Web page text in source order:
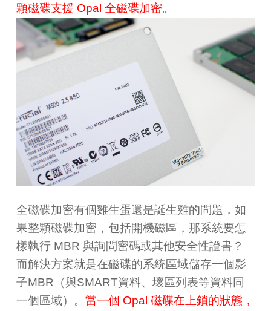
顆磁碟支援 Opal 全磁碟加密。
全磁碟加密有個雞生蛋還是誕生雞的問題，如
果整顆磁碟加密，包括開機磁區，那系統要怎
樣執行 MBR 與詢問密碼或其他安全性證書？
而解決方案就是在磁碟的系統區域儲存一個影
子MBR（與SMART資料、壞區列表等資料同
一個區域）。 當一個 Opal 磁碟在上鎖的狀態，